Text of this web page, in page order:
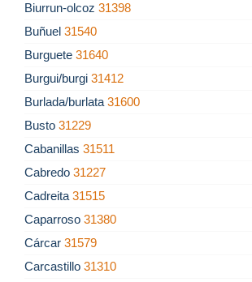
Biurrun-olcoz 31398
Buñuel 31540
Burguete 31640
Burgui/burgi 31412
Burlada/burlata 31600
Busto 31229
Cabanillas 31511
Cabredo 31227
Cadreita 31515
Caparroso 31380
Cárcar 31579
Carcastillo 31310